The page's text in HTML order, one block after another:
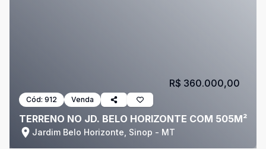
Cód: 912 Venda
TERRENO NO JD. BELO HORIZONTE COM 505M²
Jardim Belo Horizonte, Sinop - MT
R$ 360.000,00